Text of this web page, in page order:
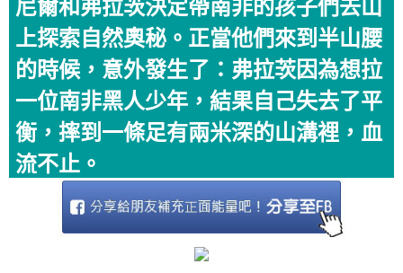
尼爾和弗拉茨決定帶南非的孩子們去山
上探索自然奧秘。正當他們來到半山腰
的時候，意外發生了：弗拉茨因為想拉
一位南非黑人少年，結果自己失去了平
衡，摔到一條足有兩米深的山溝裡，血
流不止。